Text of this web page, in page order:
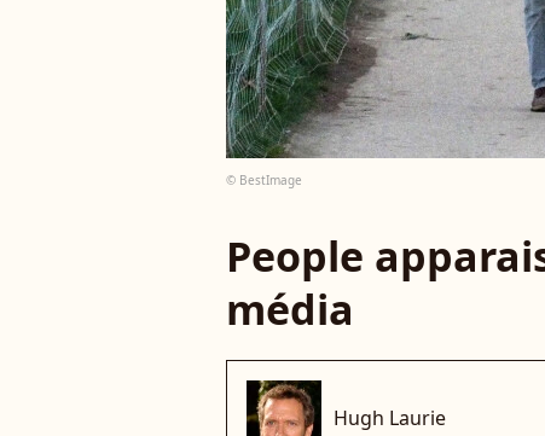
© BestImage
People
média
Hugh Laurie